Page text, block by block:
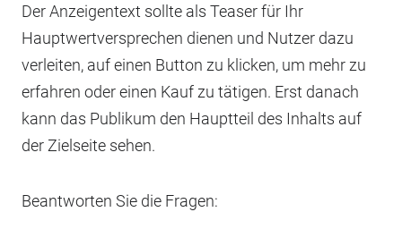
Der Anzeigentext sollte als Teaser für Ihr
Hauptwertversprechen dienen und Nutzer dazu
verleiten, auf einen Button zu klicken, um mehr zu
erfahren oder einen Kauf zu tätigen. Erst danach
kann das Publikum den Hauptteil des Inhalts auf
der Zielseite sehen.
Beantworten Sie die Fragen: